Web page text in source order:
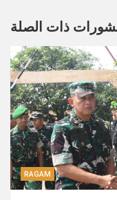
RAGAM